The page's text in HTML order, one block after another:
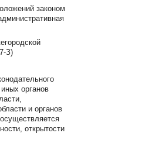
законом
З)
органов
и органов
открытости